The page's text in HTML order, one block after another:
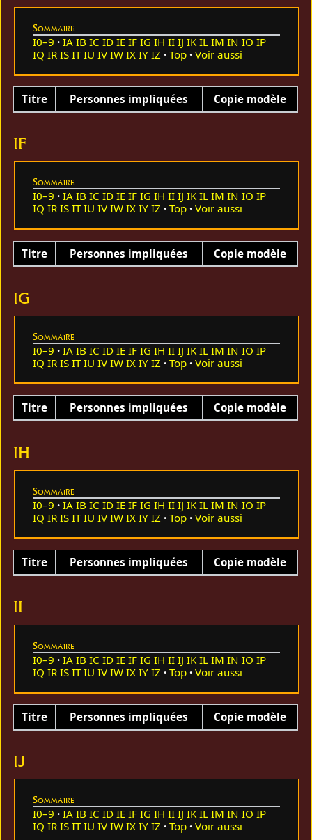
Sommaire
I0–9 IA IB IC ID IE IF IG IH II IJ IK IL IM IN IO IP
IQ IR IS IT IU IV IW IX IY IZ Top Voir aussi
Titre Personnes impliquées Copie modèle
IF
Sommaire
I0–9 IA IB IC ID IE IF IG IH II IJ IK IL IM IN IO IP
IQ IR IS IT IU IV IW IX IY IZ Top Voir aussi
Titre Personnes impliquées Copie modèle
IG
Sommaire
I0–9 IA IB IC ID IE IF IG IH II IJ IK IL IM IN IO IP
IQ IR IS IT IU IV IW IX IY IZ Top Voir aussi
Titre Personnes impliquées Copie modèle
IH
Sommaire
I0–9 IA IB IC ID IE IF IG IH II IJ IK IL IM IN IO IP
IQ IR IS IT IU IV IW IX IY IZ Top Voir aussi
Titre Personnes impliquées Copie modèle
II
Sommaire
I0–9 IA IB IC ID IE IF IG IH II IJ IK IL IM IN IO IP
IQ IR IS IT IU IV IW IX IY IZ Top Voir aussi
Titre Personnes impliquées Copie modèle
IJ
Sommaire
I0–9 IA IB IC ID IE IF IG IH II IJ IK IL IM IN IO IP
IQ IR IS IT IU IV IW IX IY IZ Top Voir aussi